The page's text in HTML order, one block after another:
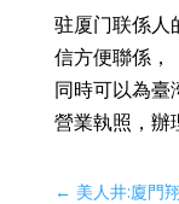
驻厦门联係人
信方便聯係，
同時可以為臺
營業執照，辦
← 美人井:廈門